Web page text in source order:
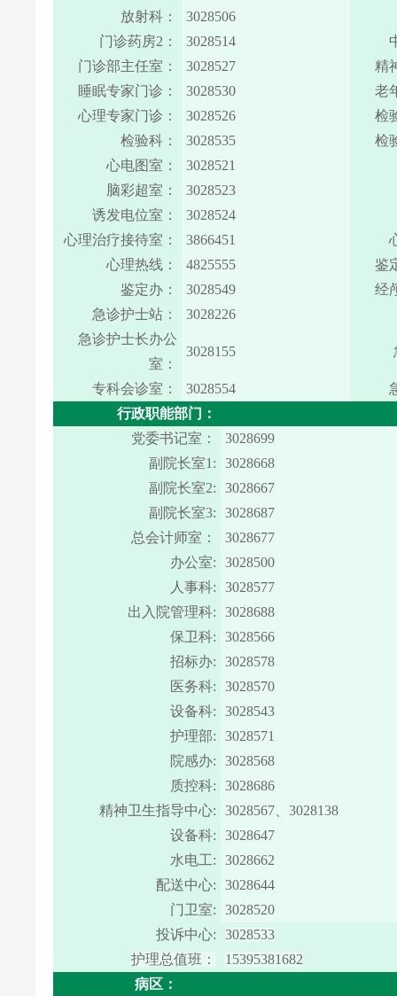
放射科：
3028506
门诊药房2：
3028514
门诊部主任室：
3028527
精
睡眠专家门诊：
3028530
老
心理专家门诊：
3028526
检
检验科：
3028535
检
心电图室：
3028521
脑彩超室：
3028523
诱发电位室：
3028524
心理治疗接待室：
3866451
心理热线：
4825555
鉴
鉴定办：
3028549
经
急诊护士站：
3028226
急诊护士长办公
室：
3028155
专科会诊室： 3028554
行政职能部门：
党委书记室：
3028699
副院长室1:
副院长室2:
副院长室3:
3028668
3028667
3028687
总会计师室：
3028677
办公室:
3028500
人事科:
3028577
出入院管理科:
3028688
保卫科:
3028566
招标办:
3028578
医务科:
3028570
设备科:
3028543
护理部:
3028571
院感办:
3028568
质控科:
3028686
精神卫生指导中心:
3028567、3028138
设备科:
3028647
水电工:
3028662
配送中心:
3028644
门卫室:
3028520
投诉中心:
3028533
护理总值班：
15395381682
病区：